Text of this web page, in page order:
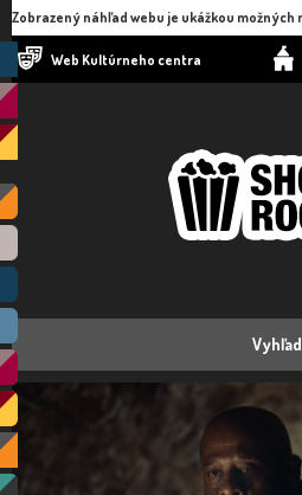
Zobrazený náhľad webu je ukážkou možných
eur ročne.
Web Kultúrneho centra